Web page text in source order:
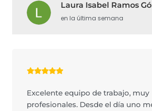
Laura Isabel Ramos
en la última semana
Excelente equipo de trabajo, muy
profesionales. Desde el día uno